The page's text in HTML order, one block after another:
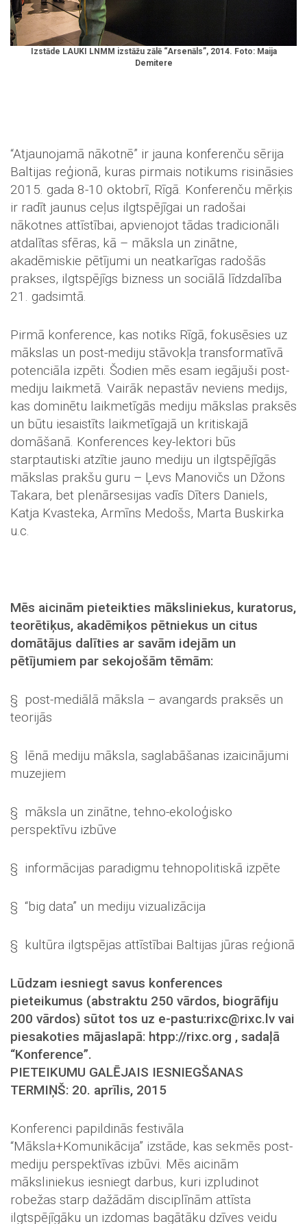
Izstāde LAUKI LNMM izstāžu zālē “Arsenāls”, 2014. Foto: Maija
Demitere
“Atjaunojamā nākotnē” ir jauna konferenču sērija
Baltijas reģionā, kuras pirmais notikums risināsies
2015. gada 8-10 oktobrī, Rīgā. Konferenču mērķis
ir radīt jaunus ceļus ilgtspējīgai un radošai
nākotnes attīstībai, apvienojot tādas tradicionāli
atdalītas sfēras, kā – māksla un zinātne,
akadēmiskie pētījumi un neatkarīgas radošās
prakses, ilgtspējīgs bizness un sociālā līdzdalība
21. gadsimtā.
Pirmā konference, kas notiks Rīgā, fokusēsies uz
mākslas un post-mediju stāvokļa transformatīvā
potenciāla izpēti. Šodien mēs esam iegājuši post-
mediju laikmetā. Vairāk nepastāv neviens medijs,
kas dominētu laikmetīgās mediju mākslas praksēs
un būtu iesaistīts laikmetīgajā un kritiskajā
domāšanā. Konferences key-lektori būs
starptautiski atzītie jauno mediju un ilgtspējīgās
mākslas prakšu guru – Ļevs Manovičs un Džons
Takara, bet plenārsesijas vadīs Dīters Daniels,
Katja Kvasteka, Armīns Medošs, Marta Buskirka
u.c.
Mēs aicinām pieteikties māksliniekus, kuratorus,
teorētiķus, akadēmiķos pētniekus un citus
domātājus dalīties ar savām idejām un
pētījumiem par sekojošām tēmām:
§ post-mediālā māksla – avangards praksēs un
teorijās
§ lēnā mediju māksla, saglabāšanas izaicinājumi
muzejiem
§ māksla un zinātne, tehno-ekoloģisko
perspektīvu izbūve
§ informācijas paradigmu tehnopolitiskā izpēte
§ “big data” un mediju vizualizācija
§ kultūra ilgtspējas attīstībai Baltijas jūras reģionā
Lūdzam iesniegt savus konferences
pieteikumus (abstraktu 250 vārdos, biogrāfiju
200 vārdos) sūtot tos uz e-pastu:rixc@rixc.lv vai
piesakoties mājaslapā: htpp://rixc.org , sadaļā
“Konference”.
PIETEIKUMU GALĒJAIS IESNIEGŠANAS
TERMIŅŠ: 20. aprīlis, 2015
Konferenci papildinās festivāla
“Māksla+Komunikācija” izstāde, kas sekmēs post-
mediju perspektīvas izbūvi. Mēs aicinām
māksliniekus iesniegt darbus, kuri izpludinot
robežas starp dažādām disciplīnām attīsta
ilgtspējīgāku un izdomas bagātāku dzīves veidu